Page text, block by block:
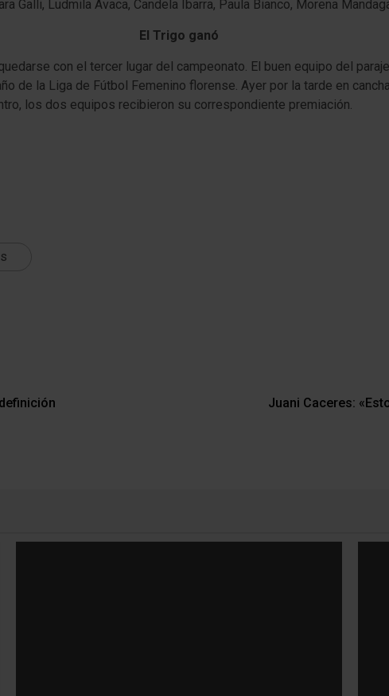
Galli, Ludmila Avaca, Candela Ibarra, Paula Bianco, Morena
El Trigo ganó
con el tercer lugar del campeonato. El buen equipo del
de la Liga de Fútbol Femenino florense. Ayer por la tarde en
los dos equipos recibieron su correspondiente premiación.
Juani Caceres: